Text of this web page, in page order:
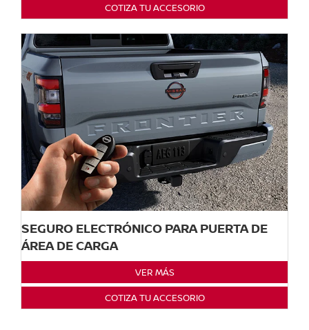
COTIZA TU ACCESORIO
SEGURO ELECTRÓNICO PARA PUERTA DE
ÁREA DE CARGA
VER MÁS
COTIZA TU ACCESORIO